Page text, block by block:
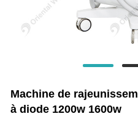
Machine de
à diode 1200w 1600w